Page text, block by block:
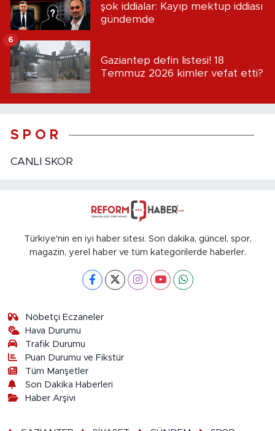
şok iddialar: Kayıp mektup iddiası
gündemde
Gaziantep defin listesi! 18
Temmuz 2026 kimler vefat etti?
6
S P O R
CANLI SKOR
Türkiye'nin en iyi haber sitesi. Son dakika, güncel, spor,
magazin, yerel haber ve tüm kategorilerde haberler.
Nöbetçi Eczaneler
Hava Durumu
Trafik Durumu
Puan Durumu ve Fikstür
Tüm Manşetler
Son Dakika Haberleri
Haber Arşivi